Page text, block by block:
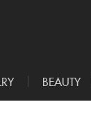
BEAUTY